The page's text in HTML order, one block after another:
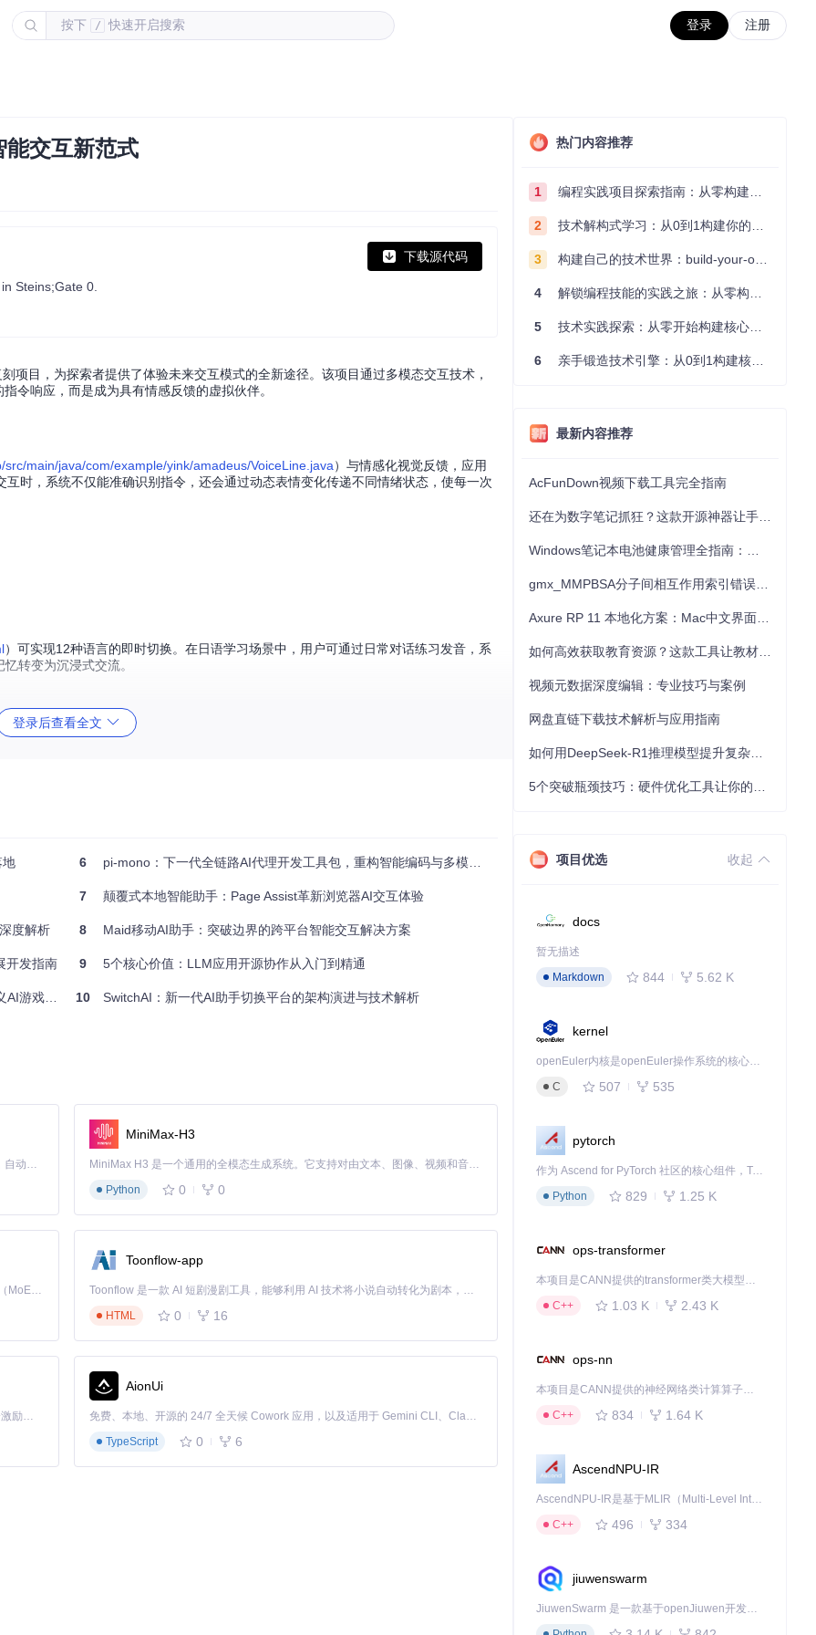
按下 / 快速开启搜索 登录 注册
交互新范式
下载源代码
Steins;Gate 0.
项目，为探索者提供了体验未来交互模式的全新途径。该项目通过多模态交互技术，
令响应，而是成为具有情感反馈的虚拟伙伴。
src/main/java/com/example/yink/amadeus/VoiceLine.java）与情感化视觉反馈，应用
时，系统不仅能准确识别指令，还会通过动态表情变化传递不同情绪状态，使每一次
）可实现12种语言的即时切换。在日语学习场景中，用户可通过日常对话练习发音，系
转变为沉浸式交流。
建议。例如在剧本创作时，说出"设计一个时空穿越题材的对话场景"，系统会生成包
模式。在设置界面中，用户可精确调整字幕显示样式、通知栏行为及语音识别灵敏
好"测试基础交互，观察角色是否出现欢迎表情及字幕反馈，确认核心功能正常运
机交互未来形态的实践平台。通过持续迭代的社区开发，项目正在不断拓展智能交互
Steins;Gate 0.
登录后查看全文
地
度解析
开发指南
戏开发
6 pi-mono：下一代全链路AI代理开发工具包，重构智能编码与多模态交互系统
7 颠覆式本地智能助手：Page Assist革新浏览器AI交互体验
8 Maid移动AI助手：突破边界的跨平台智能交互解决方案
9 5个核心价值：LLM应用开源协作从入门到精通
10 SwitchAI：新一代AI助手切换平台的架构演进与技术解析
Claude Code 的开源替代方案。连接任意大模型，编辑代码，运行命令，自动验证 — 全自动执行。用 Rust 构建，极致性能。 ｜ An open-source alternative to Claude Code. Connect any LLM, edit code, run commands, and verify changes — autonomously. Built in Rust for speed. Get Started
MiniMax-H3
MiniMax H3 是一个通用的全模态生成系统。它支持对由文本、图像、视频和音频组成的多模态上下文进行统一理解，并能生成分辨率高达 2K、时长可达 15 秒的带原生立体声音频的视频。得益于面向任务泛化的系统设计，H3 在预训练阶段就已具备广泛的多模态上下文理解与生成能力，能够出色地执行复杂的多模态指令。
Python
0 0
Kimi K3 是Kimi能力最强的模型：这是一个拥有 2.8 万亿参数的混合专家（MoE）模型，具备原生视觉理解能力，并支持 100 万 token 的上下文窗口。
Toonflow-app
Toonflow 是一款 AI 短剧漫剧工具，能够利用 AI 技术将小说自动转化为剧本，并结合 AI 生成的图片和视频，实现高效的短剧创作。借助 Toonflow，可以轻松完成从文字到影像的全流程，让短剧制作变得更加智能与便捷。
HTML
0 16
「源启盛夏」暑期校园开发者成长计划旨在激活校园开源力量，通过积分激励、认证扶持、资源倾斜等形式，引导高校组织和开发者完成「入驻 — 建项目 — 做贡献 — 获认证 — 得资源」的完整闭环。无论你是想带领社团入驻平台的组织者，还是希望用代码贡献证明自己的开发者，都能在这里找到属于你的成长路径。
AionUi
免费、本地、开源的 24/7 全天候 Cowork 应用，以及适用于 Gemini CLI、Claude Code、Codex、OpenCode、Qwen Code、Goose CLI、Auggie 等的 OpenClaw | 🌟 喜欢就点star吧
TypeScript
0 6
热门内容推荐
1 编程实践项目探索指南：从零构建技术能力体系
2 技术解构式学习：从0到1构建你的编程知识体系
3 构建自己的技术世界：build-your-own-x项目的实践探索指南
4 解锁编程技能的实践之旅：从零构建你的技术世界
5 技术实践探索：从零开始构建核心系统的实践指南
6 亲手锻造技术引擎：从0到1构建核心系统的实践指南
最新内容推荐
AcFunDown视频下载工具完全指南
视频元数据深度编辑：专业技巧与案例
网盘直链下载技术解析与应用指南
项目优选 收起
docs
暂无描述
Markdown
844 5.62 K
kernel
openEuler内核是openEuler操作系统的核心，既是系统性能与稳定性的基石，也是连接处理器、设备与服务的桥梁。
C
507 535
pytorch
作为 Ascend for PyTorch 社区的核心组件，TorchNPU 是昇腾专为 PyTorch 打造的深度学习适配插件，使 PyTorch 框架能够直接调用昇腾 NPU，为开发者提供昇腾 AI 处理器的超强算力。
Python
829 1.25 K
ops-transformer
本项目是CANN提供的transformer类大模型算子库，实现网络在NPU上加速计算。
C++
1.03 K 2.43 K
ops-nn
本项目是CANN提供的神经网络类计算算子库，实现网络在NPU上加速计算。
C++
834 1.64 K
AscendNPU-IR
AscendNPU-IR是基于MLIR（Multi-Level Intermediate Representation）构建的，面向昇腾亲和算子编译时使用的中间表示，提供昇腾完备表达能力，通过编译优化提升昇腾AI处理器计算效率，支持通过生态框架使能昇腾AI处理器与深度调优
C++
496 334
jiuwenswarm
JiuwenSwarm 是一款基于openJiuwen开发的智能AI Agent，它能够将大语言模型的强大能力，通过你日常使用的各类通讯应用，直接延伸至你的指尖。